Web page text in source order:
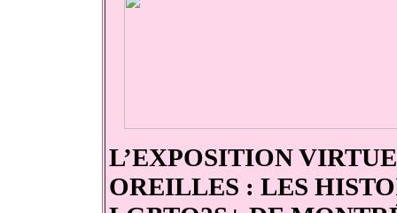
L’EXPOSITION
OREILLES : LES